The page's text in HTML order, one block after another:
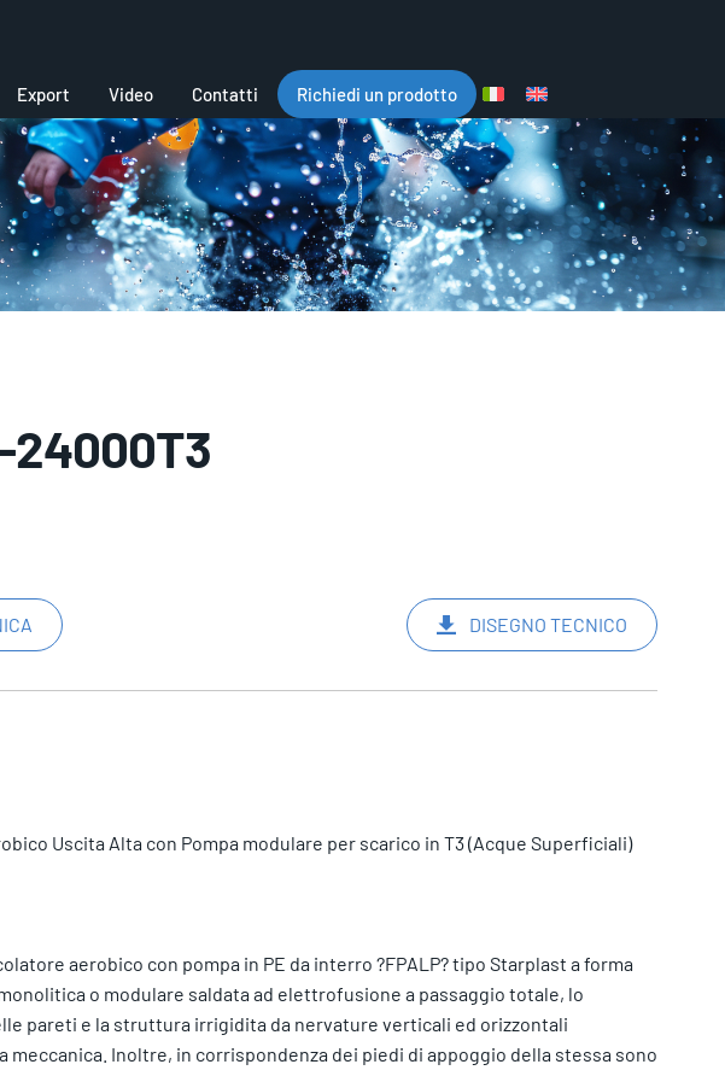
Export Video Contatti Richiedi un prodotto
24000T3
DISEGNO TECNICO
Uscita Alta con Pompa modulare per scarico in T3 (Acque Superficiali)
aerobico con pompa in PE da interro ?FPALP? tipo Starplast a forma
o modulare saldata ad elettrofusione a passaggio totale, lo
pareti e la struttura irrigidita da nervature verticali ed orizzontali
meccanica. Inoltre, in corrispondenza dei piedi di appoggio della stessa sono